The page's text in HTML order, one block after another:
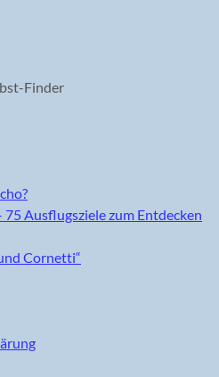
Finder
75 Ausflugsziele zum Entdecken
Cornetti“